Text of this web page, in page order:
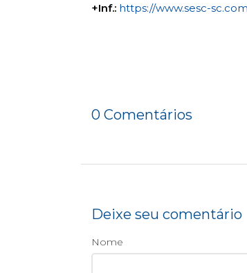
+Inf.: https://www.sesc-
0 Comentários
Deixe seu comentário
Nome